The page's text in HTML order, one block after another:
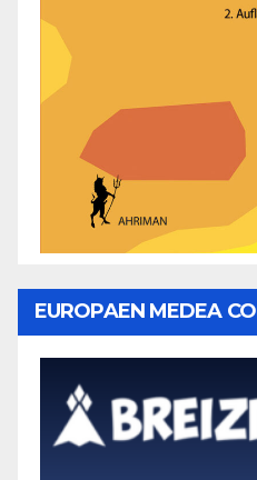
EUROPAEN MEDEA